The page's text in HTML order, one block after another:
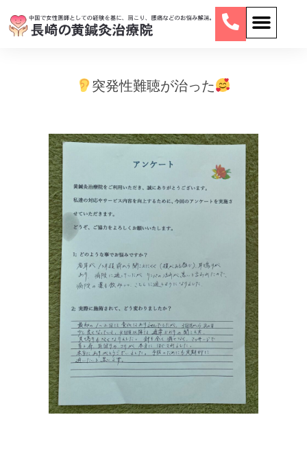
突発性難聴が治った